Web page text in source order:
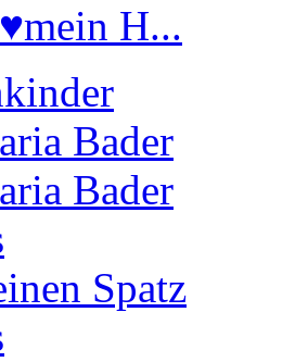
H...
Bader
Bader
Spatz